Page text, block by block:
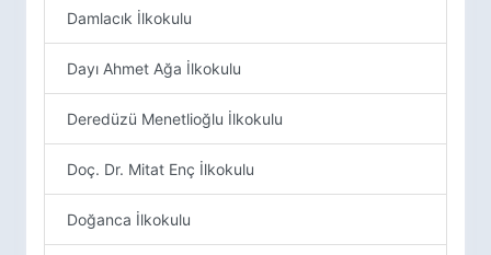
Damlacık İlkokulu
Dayı Ahmet Ağa İlkokulu
Deredüzü Menetlioğlu İlkokulu
Doç. Dr. Mitat Enç İlkokulu
Doğanca İlkokulu